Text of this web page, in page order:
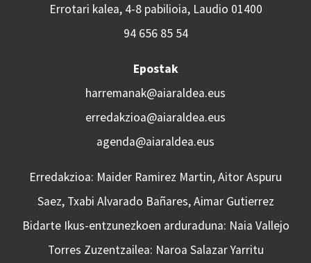
Errotari kalea, 4-8 pabilioia, Laudio 01400
94 656 85 54
Epostak
harremanak@aiaraldea.eus
erredakzioa@aiaraldea.eus
agenda@aiaraldea.eus
Erredakzioa: Maider Ramirez Martin, Aitor Aspuru
Saez, Txabi Alvarado Bañares, Aimar Gutierrez
Bidarte Ikus-entzunezkoen arduraduna: Naia Vallejo
Torres Zuzentzailea: Naroa Salazar Yarritu